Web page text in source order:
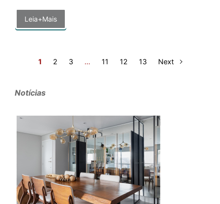
Leia+Mais
1 2 3 … 11 12 13 Next
Notícias